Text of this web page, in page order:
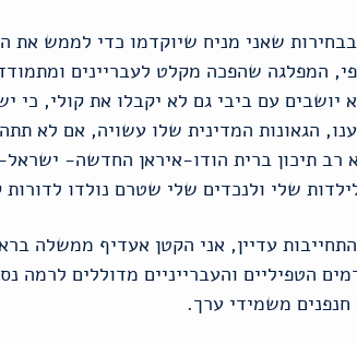
שאני מניח שיוקדמו כדי לממש את
המפלגה שהפכה מקלט לעבריינים
עם ביבי גם לא יקבלו את קולי, כי
הגאונות המדינית שלו עשויה, אם לא
תיכון ברית הודו-איראן החדשה- ישראל-
שלי ולנכדים שלי שטרם נולדו
עדיין, אני הקטן אעדיף ממשלה
הטפיליים והעברייניים מדוללים לרמה
חנפנים משמידי ערך.